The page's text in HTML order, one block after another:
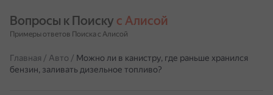
Вопросы к Поиску с Алисой
Примеры ответов Поиска с Алисой
Главная / Авто / Можно ли в канистру, где раньше хранился
бензин, заливать дизельное топливо?